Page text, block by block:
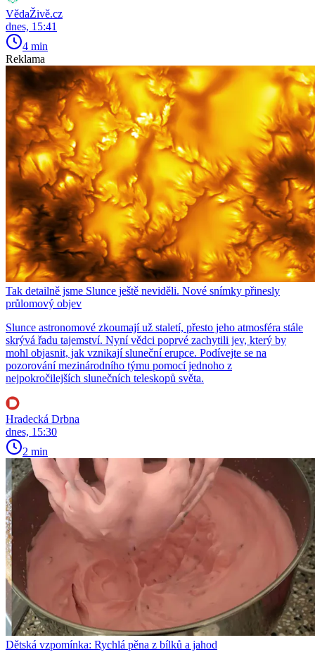
VědaŽivě.cz
dnes, 15:41
4 min
Reklama
Tak detailně jsme Slunce ještě neviděli. Nové snímky přinesly
průlomový objev
Slunce astronomové zkoumají už staletí, přesto jeho atmosféra stále
skrývá řadu tajemství. Nyní vědci poprvé zachytili jev, který by
mohl objasnit, jak vznikají sluneční erupce. Podívejte se na
pozorování mezinárodního týmu pomocí jednoho z
nejpokročilejších slunečních teleskopů světa.
Hradecká Drbna
dnes, 15:30
2 min
Dětská vzpomínka: Rychlá pěna z bílků a jahod